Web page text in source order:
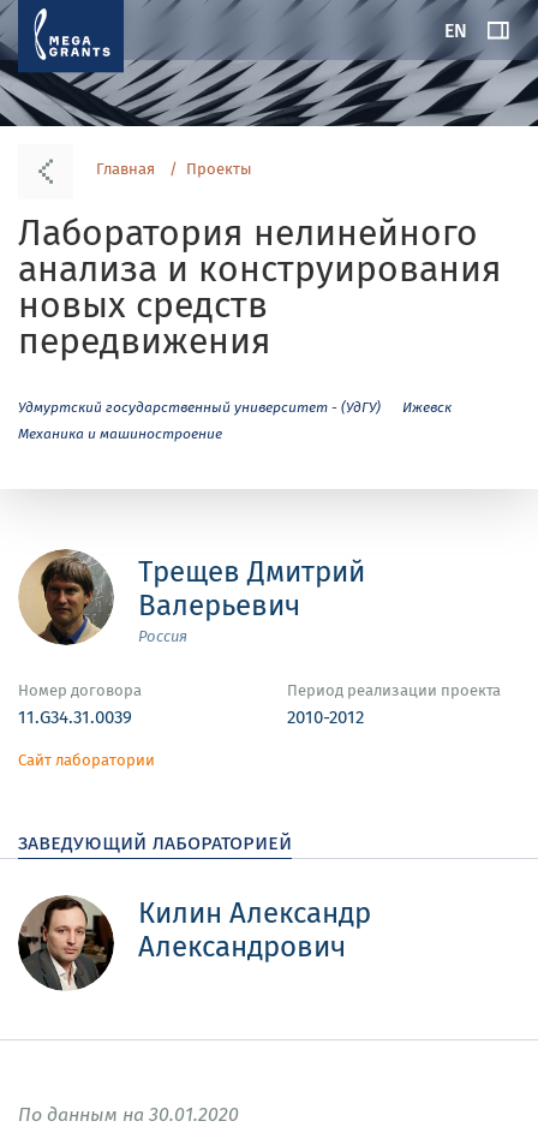
EN
Главная Проекты
Лаборатория нелинейного
анализа и конструирования
новых средств
передвижения
Удмуртский государственный университет - (УдГУ)
Ижевск
Механика и машиностроение
Трещев Дмитрий
Валерьевич
Россия
Номер договора
11.G34.31.0039
Период реализации проекта
2010-2012
Сайт лаборатории
заведующий лабораторией
Килин Александр
Александрович
По данным на 30.01.2020